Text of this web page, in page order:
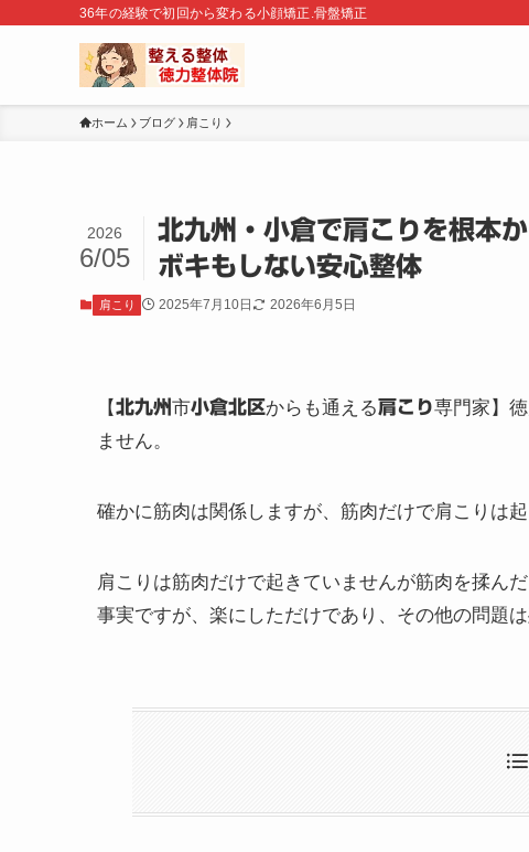
36年の経験で初回から変わる小顔矯正.骨盤矯正
ホーム ブログ 肩こり
北九州・小倉で肩こりを根本
ボキもしない安心整体
2026
6/05
肩こり 2025年7月10日 2026年6月5日
【北九州市小倉北区からも通える肩こり専門家】
ません。
確かに筋肉は関係しますが、筋肉だけで肩こりは
肩こりは筋肉だけで起きていませんが筋肉を揉ん
事実ですが、楽にしただけであり、その他の問題は